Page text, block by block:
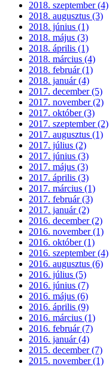
2018. szeptember (4)
2018. augusztus (3)
2018. június (1)
2018. május (3)
2018. április (1)
2018. március (4)
2018. február (1)
2018. január (4)
2017. december (5)
2017. november (2)
2017. október (3)
2017. szeptember (2)
2017. augusztus (1)
2017. július (2)
2017. június (3)
2017. május (3)
2017. április (3)
2017. március (1)
2017. február (3)
2017. január (2)
2016. december (2)
2016. november (1)
2016. október (1)
2016. szeptember (4)
2016. augusztus (6)
2016. július (5)
2016. június (7)
2016. május (6)
2016. április (9)
2016. március (1)
2016. február (7)
2016. január (4)
2015. december (7)
2015. november (1)